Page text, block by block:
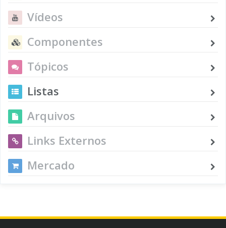
Vídeos
Componentes
Tópicos
Listas
Arquivos
Links Externos
Mercado